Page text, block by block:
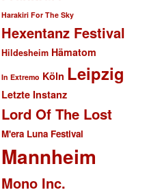
Harakiri For The Sky
Hexentanz Festival
Hildesheim Hämatom
In Extremo Köln Leipzig
Letzte Instanz
Lord Of The Lost
M'era Luna Festival
Mannheim
Mono Inc.